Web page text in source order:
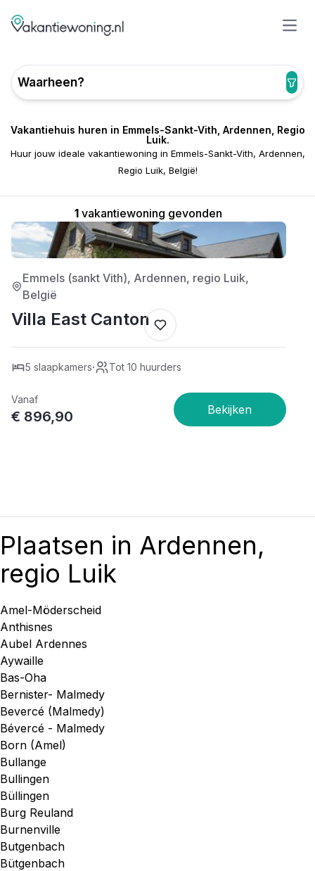
Waarheen?
Vakantiehuis huren in Emmels-Sankt-Vith, Ardennen, Regio
Luik.
Huur jouw ideale vakantiewoning in Emmels-Sankt-Vith, Ardennen,
Regio Luik, België!
1 vakantiewoning gevonden
4/5
Emmels (sankt Vith), Ardennen, regio Luik,
België
Villa East Canton
5 slaapkamers· Tot 10 huurders
Vanaf
€ 896,90
Plaatsen in Ardennen,
regio Luik
Amel-Möderscheid
Anthisnes
Aubel Ardennes
Aywaille
Bas-Oha
Bernister- Malmedy
Bevercé (Malmedy)
Bévercé - Malmedy
Born (Amel)
Bullange
Bullingen
Büllingen
Burg Reuland
Burnenville
Butgenbach
Bütgenbach